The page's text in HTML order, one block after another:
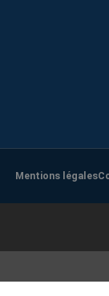
Mentions légales